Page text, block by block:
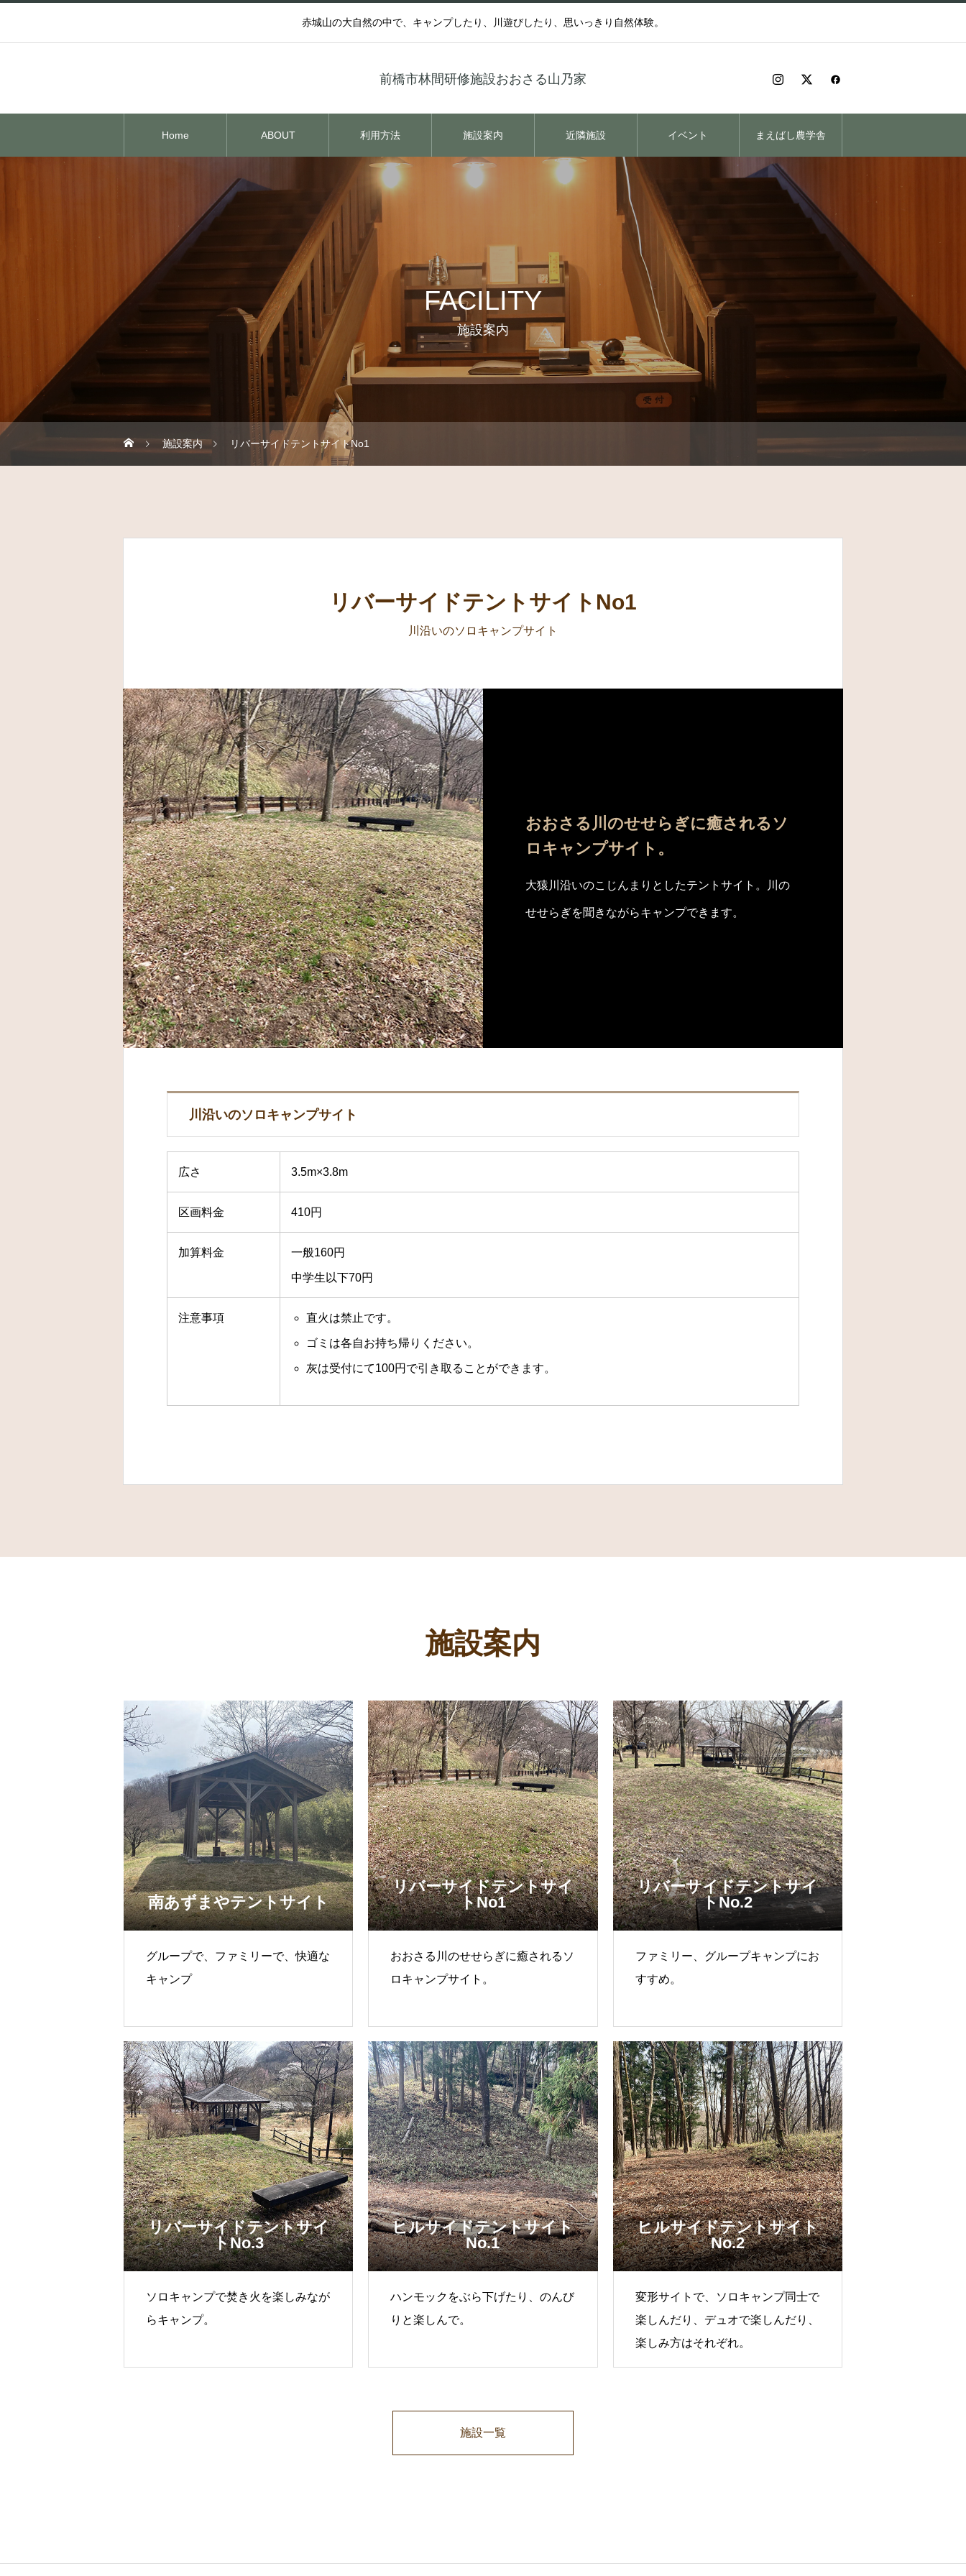
赤城山の大自然の中で、キャンプしたり、川遊びしたり、思いっきり自然体験。
前橋市林間研修施設おおさる山乃家
Home ABOUT 利用方法 施設案内 近隣施設 イベント まえばし農学舎
FACILITY
施設案内
施設案内 リバーサイドテントサイトNo1
リバーサイドテントサイトNo1
川沿いのソロキャンプサイト
おおさる川のせせらぎに癒されるソ
ロキャンプサイト。
大猿川沿いのこじんまりとしたテントサイト。川の
せせらぎを聞きながらキャンプできます。
川沿いのソロキャンプサイト
広さ 3.5m×3.8m
区画料金 410円
加算料金 一般160円
中学生以下70円
注意事項 直火は禁止です。
ゴミは各自お持ち帰りください。
灰は受付にて100円で引き取ることができます。
施設案内
南あずまやテントサイト
グループで、ファミリーで、快適な
キャンプ
リバーサイドテントサイ
トNo1
おおさる川のせせらぎに癒されるソ
ロキャンプサイト。
リバーサイドテントサイ
トNo.2
ファミリー、グループキャンプにお
すすめ。
リバーサイドテントサイ
トNo.3
ソロキャンプで焚き火を楽しみなが
らキャンプ。
ヒルサイドテントサイト
No.1
ハンモックをぶら下げたり、のんび
りと楽しんで。
ヒルサイドテントサイト
No.2
変形サイトで、ソロキャンプ同士で
楽しんだり、デュオで楽しんだり、
楽しみ方はそれぞれ。
施設一覧